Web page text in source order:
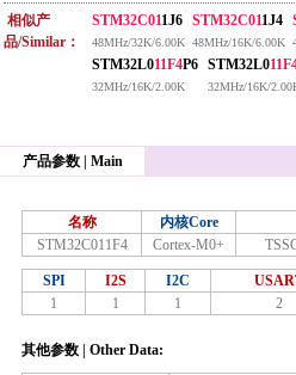
相似产
品/Similar：
STM32C011J6
48MHz/32K/6.00K
STM32C011J4
48MHz/16K/6.00K
STM32L011F4P6
32MHz/16K/2.00K
STM32L0
32MHz/16K/
产品参数 | Main
名称 内核Core
STM32C011F4
Cortex-M0+
SPI I2S I2C
1
1 1 2
其他参数 | Other Data: